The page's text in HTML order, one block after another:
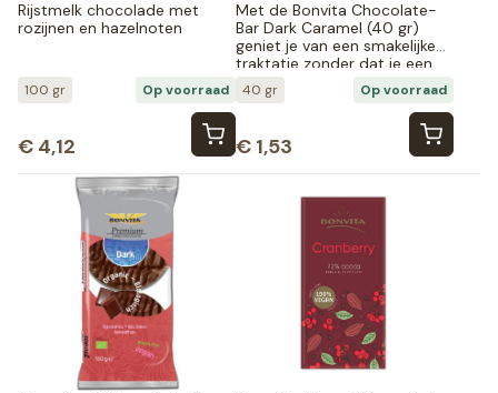
Rijstmelk chocolade met
rozijnen en hazelnoten
100 gr Op voorraad
€ 4,12
Met de Bonvita Chocolate-
Bar Dark Caramel (40 gr)
geniet je van een smakelijke
traktatie zonder dat je een
ongezond tussendoortje
kiest.
40 gr Op voorraad
€ 1,53